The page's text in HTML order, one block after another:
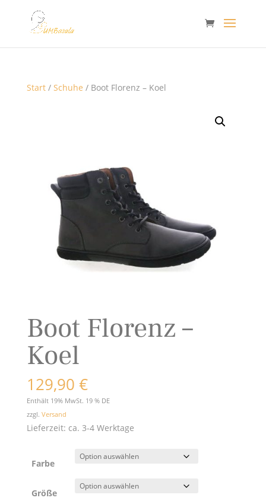
Start/ Schuhe / Boot Florenz – Koel
Boot Florenz –
Koel
129,90 €
Enthält 19% MwSt. 19 % DE
zzgl. Versand
Lieferzeit: ca. 3-4 Werktage
Farbe
Größe